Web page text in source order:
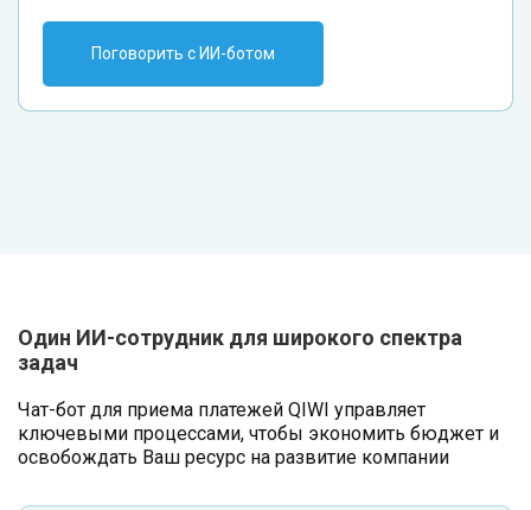
Поговорить с ИИ-ботом
Один ИИ-сотрудник для широкого спектра
задач
Чат-бот для приема платежей QIWI управляет
ключевыми процессами, чтобы экономить бюджет и
освобождать Ваш ресурс на развитие компании